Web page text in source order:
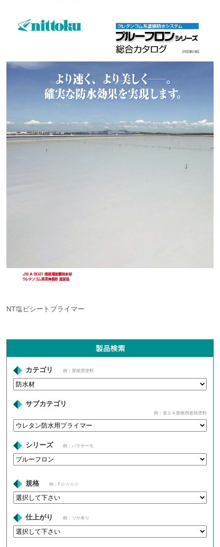
NT塩ビシートプライマー
カテゴリ 例：屋根用塗料
サブカテゴリ
例：省エネ屋根用遮熱塗料
シリーズ 例：パラサーモ
規格 例：F☆☆☆☆
仕上がり 例：ツヤ有り